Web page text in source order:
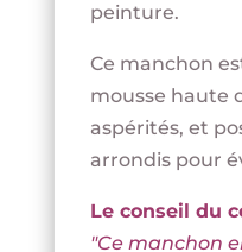
peinture.
Ce manchon
mousse haute
aspérités, et
arrondis pour
Le conseil du
"Ce manchon